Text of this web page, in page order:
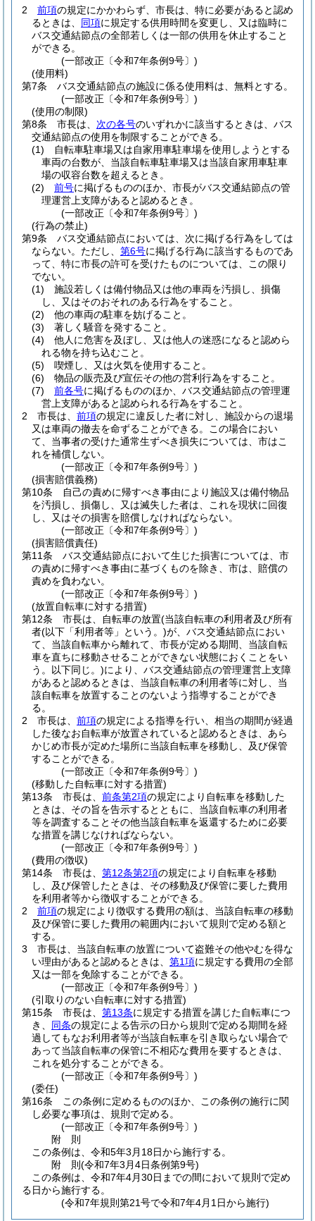
2 前項の規定にかかわらず、市長は、特に必要があると認め
るときは、 同項に規定する供用時間を変更し、又は臨時に
バス交通結節点の全部若しくは一部の供用を休止すること
ができる。
(一部改正〔令和7年条例9号〕)
(使用料)
第7条
バス交通結節点の施設に係る使用料は、無料とする。
(一部改正〔令和7年条例9号〕)
(使用の制限)
第8条
市長は、 次の各号のいずれかに該当するときは、バス
交通結節点の使用を制限することができる。
(1)
自転車駐車場又は自家用車駐車場を使用しようとする
車両の台数が、当該自転車駐車場又は当該自家用車駐車
場の収容台数を超えるとき。
(2)
前号に掲げるもののほか、市長がバス交通結節点の管
理運営上支障があると認めるとき。
(一部改正〔令和7年条例9号〕)
(行為の禁止)
第9条
バス交通結節点においては、次に掲げる行為をしては
ならない。 ただし、 第6号に掲げる行為に該当するものであ
って、特に市長の許可を受けたものについては、この限り
でない。
(1)
施設若しくは備付物品又は他の車両を汚損し、損傷
し、又はそのおそれのある行為をすること。
(2)
他の車両の駐車を妨げること。
(3)
著しく騒音を発すること。
(4)
他人に危害を及ぼし、又は他人の迷惑になると認めら
れる物を持ち込むこと。
(5)
喫煙し、又は火気を使用すること。
(6)
物品の販売及び宣伝その他の営利行為をすること。
(7)
前各号に掲げるもののほか、バス交通結節点の管理運
営上支障があると認められる行為をすること。
2
市長は、 前項の規定に違反した者に対し、施設からの退場
又は車両の撤去を命ずることができる。
この場合におい
て、当事者の受けた通常生ずべき損失については、市はこ
れを補償しない。
(一部改正〔令和7年条例9号〕)
(損害賠償義務)
第10条
自己の責めに帰すべき事由により施設又は備付物品
を汚損し、損傷し、又は滅失した者は、これを現状に回復
し、又はその損害を賠償しなければならない。
(一部改正〔令和7年条例9号〕)
(損害賠償責任)
第11条
バス交通結節点において生じた損害については、市
の責めに帰すべき事由に基づくものを除き、市は、賠償の
責めを負わない。
(一部改正〔令和7年条例9号〕)
(放置自転車に対する措置)
第12条
市長は、自転車の放置(当該自転車の利用者及び所有
者(以下「利用者等」という。)が、バス交通結節点におい
て、当該自転車から離れて、市長が定める期間、当該自転
車を直ちに移動させることができない状態におくことをい
う。以下同じ。)により、バス交通結節点の管理運営上支障
があると認めるときは、当該自転車の利用者等に対し、当
該自転車を放置することのないよう指導することができ
る。
2
市長は、 前項の規定による指導を行い、相当の期間が経過
した後なお自転車が放置されていると認めるときは、あら
かじめ市長が定めた場所に当該自転車を移動し、及び保管
することができる。
(一部改正〔令和7年条例9号〕)
(移動した自転車に対する措置)
第13条
市長は、 前条第2項の規定により自転車を移動した
ときは、その旨を告示するとともに、当該自転車の利用者
等を調査することその他当該自転車を返還するために必要
な措置を講じなければならない。
(一部改正〔令和7年条例9号〕)
(費用の徴収)
第14条
市長は、 第12条第2項の規定により自転車を移動
し、及び保管したときは、その移動及び保管に要した費用
を利用者等から徴収することができる。
2
前項の規定により徴収する費用の額は、当該自転車の移動
及び保管に要した費用の範囲内において規則で定める額と
する。
3
市長は、当該自転車の放置について盗難その他やむを得な
い理由があると認めるときは、 第1項に規定する費用の全部
又は一部を免除することができる。
(一部改正〔令和7年条例9号〕)
(引取りのない自転車に対する措置)
第15条
市長は、 第13条に規定する措置を講じた自転車につ
き、 同条の規定による告示の日から規則で定める期間を経
過してもなお利用者等が当該自転車を引き取らない場合で
あって当該自転車の保管に不相応な費用を要するときは、
これを処分することができる。
(一部改正〔令和7年条例9号〕)
(委任)
第16条
この条例に定めるもののほか、この条例の施行に関
し必要な事項は、規則で定める。
(一部改正〔令和7年条例9号〕)
附 則
この条例は、令和5年3月18日から施行する。
附 則(令和7年3月4日条例第9号)
この条例は、令和7年4月30日までの間において規則で定め
る日から施行する。
(令和7年規則第21号で令和7年4月1日から施行)